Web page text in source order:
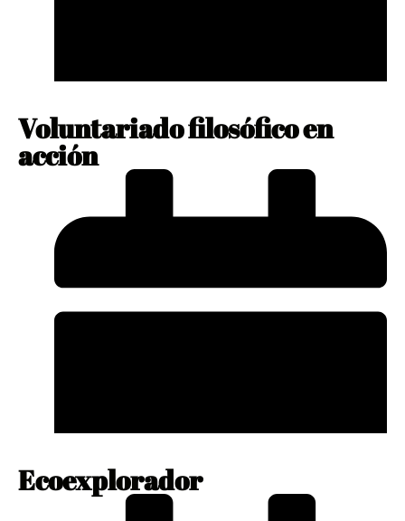
enero 10, 2024
Voluntariado filosófico en
acción
Ecoexplorador